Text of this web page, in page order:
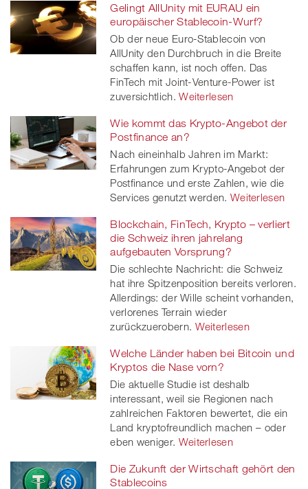
Gelingt AllUnity mit EURAU ein
europäischer Stablecoin-Wurf?
Ob der neue Euro-Stablecoin von
AllUnity den Durchbruch in die Breite
schaffen kann, ist noch offen. Das
FinTech mit Joint-Venture-Power ist
zuversichtlich. Weiterlesen
Wie kommt das Krypto-Angebot der
Postfinance an?
Nach eineinhalb Jahren im Markt:
Erfahrungen zum Krypto-Angebot der
Postfinance und erste Zahlen, wie die
Services genutzt werden. Weiterlesen
Blockchain, FinTech, Krypto – verliert
die Schweiz ihren jahrelang
aufgebauten Vorsprung?
Die schlechte Nachricht: die Schweiz
hat ihre Spitzenposition bereits verloren.
Allerdings: der Wille scheint vorhanden,
verlorenes Terrain wieder
zurückzuerobern. Weiterlesen
Welche Länder haben bei Bitcoin und
Kryptos die Nase vorn?
Die aktuelle Studie ist deshalb
interessant, weil sie Regionen nach
zahlreichen Faktoren bewertet, die ein
Land kryptofreundlich machen – oder
eben weniger. Weiterlesen
Die Zukunft der Wirtschaft gehört den
Stablecoins